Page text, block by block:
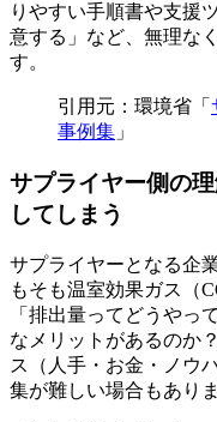
りやすい手順書や支援
意する」など、無理な
す。
引用元：環境省「
事例集 」
サプライヤー側の
してしまう
サプライヤーとなる企
もそも温室効果ガス（
「排出量ってどうやっ
なメリットがあるのか
ス（人手・お金・ノウ
集が難しい場合もありま